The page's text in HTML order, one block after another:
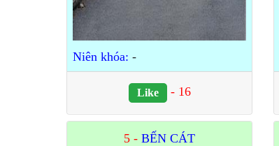
Niên khóa: -
Like - 16
5 - BẾN CÁT